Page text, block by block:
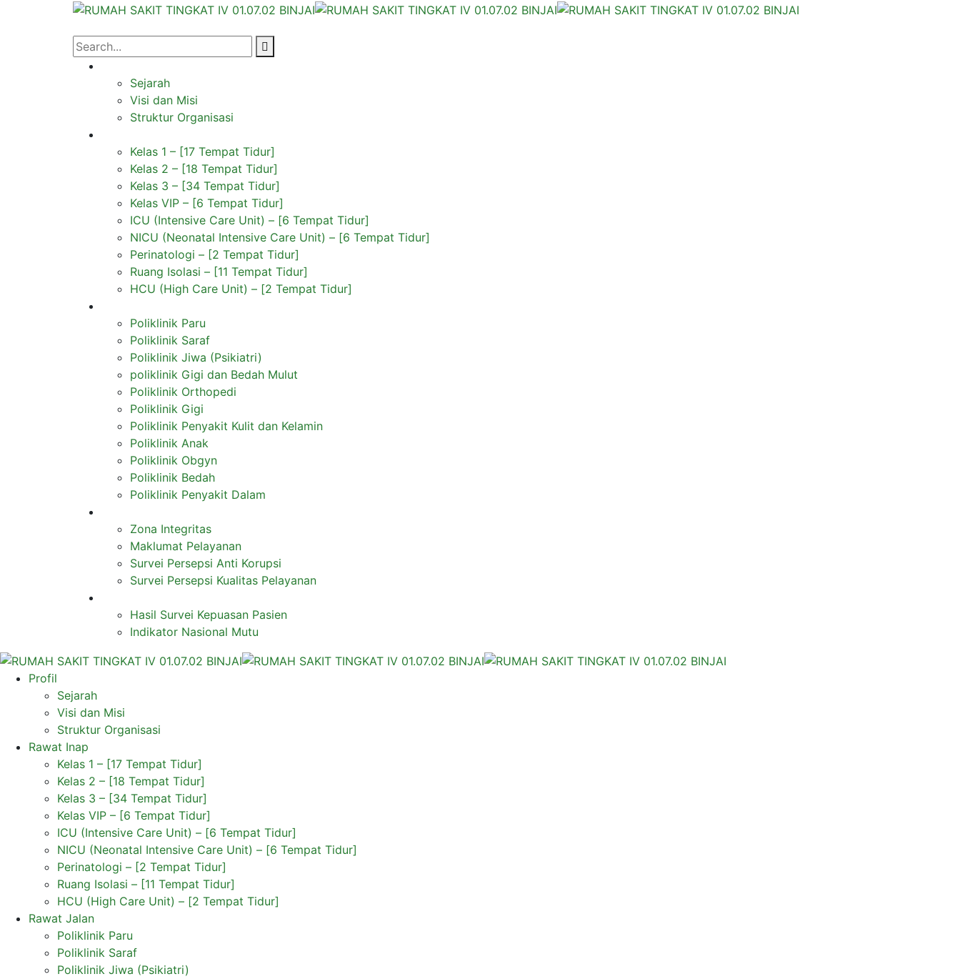
Sejarah
Visi dan Misi
Struktur Organisasi
Kelas 1 – [17 Tempat Tidur]
Kelas 2 – [18 Tempat Tidur]
Kelas 3 – [34 Tempat Tidur]
Kelas VIP – [6 Tempat Tidur]
ICU (Intensive Care Unit) – [6 Tempat Tidur]
NICU (Neonatal Intensive Care Unit) – [6 Tempat Tidur]
Perinatologi – [2 Tempat Tidur]
Ruang Isolasi – [11 Tempat Tidur]
HCU (High Care Unit) – [2 Tempat Tidur]
Poliklinik Paru
Poliklinik Saraf
Poliklinik Jiwa (Psikiatri)
poliklinik Gigi dan Bedah Mulut
Poliklinik Orthopedi
Poliklinik Gigi
Poliklinik Penyakit Kulit dan Kelamin
Poliklinik Anak
Poliklinik Obgyn
Poliklinik Bedah
Poliklinik Penyakit Dalam
Zona Integritas
Maklumat Pelayanan
Survei Persepsi Anti Korupsi
Survei Persepsi Kualitas Pelayanan
Hasil Survei Kepuasan Pasien
Indikator Nasional Mutu
Profil
Sejarah
Visi dan Misi
Struktur Organisasi
Rawat Inap
Kelas 1 – [17 Tempat Tidur]
Kelas 2 – [18 Tempat Tidur]
Kelas 3 – [34 Tempat Tidur]
Kelas VIP – [6 Tempat Tidur]
ICU (Intensive Care Unit) – [6 Tempat Tidur]
NICU (Neonatal Intensive Care Unit) – [6 Tempat Tidur]
Perinatologi – [2 Tempat Tidur]
Ruang Isolasi – [11 Tempat Tidur]
HCU (High Care Unit) – [2 Tempat Tidur]
Rawat Jalan
Poliklinik Paru
Poliklinik Saraf
Poliklinik Jiwa (Psikiatri)